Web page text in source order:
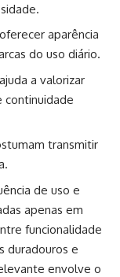
aparência
do uso diário.
a valorizar
continuidade
transmitir
de uso e
apenas em
funcionalidade
duradouros e
envolve o